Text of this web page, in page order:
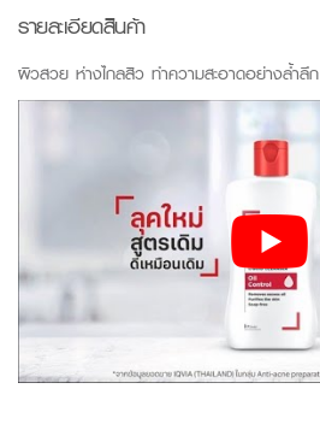
รายละเอียดสินค้า
ผิวสวย ห่างไกลสิว ทำความสะอาดอย่างล้ำลึก